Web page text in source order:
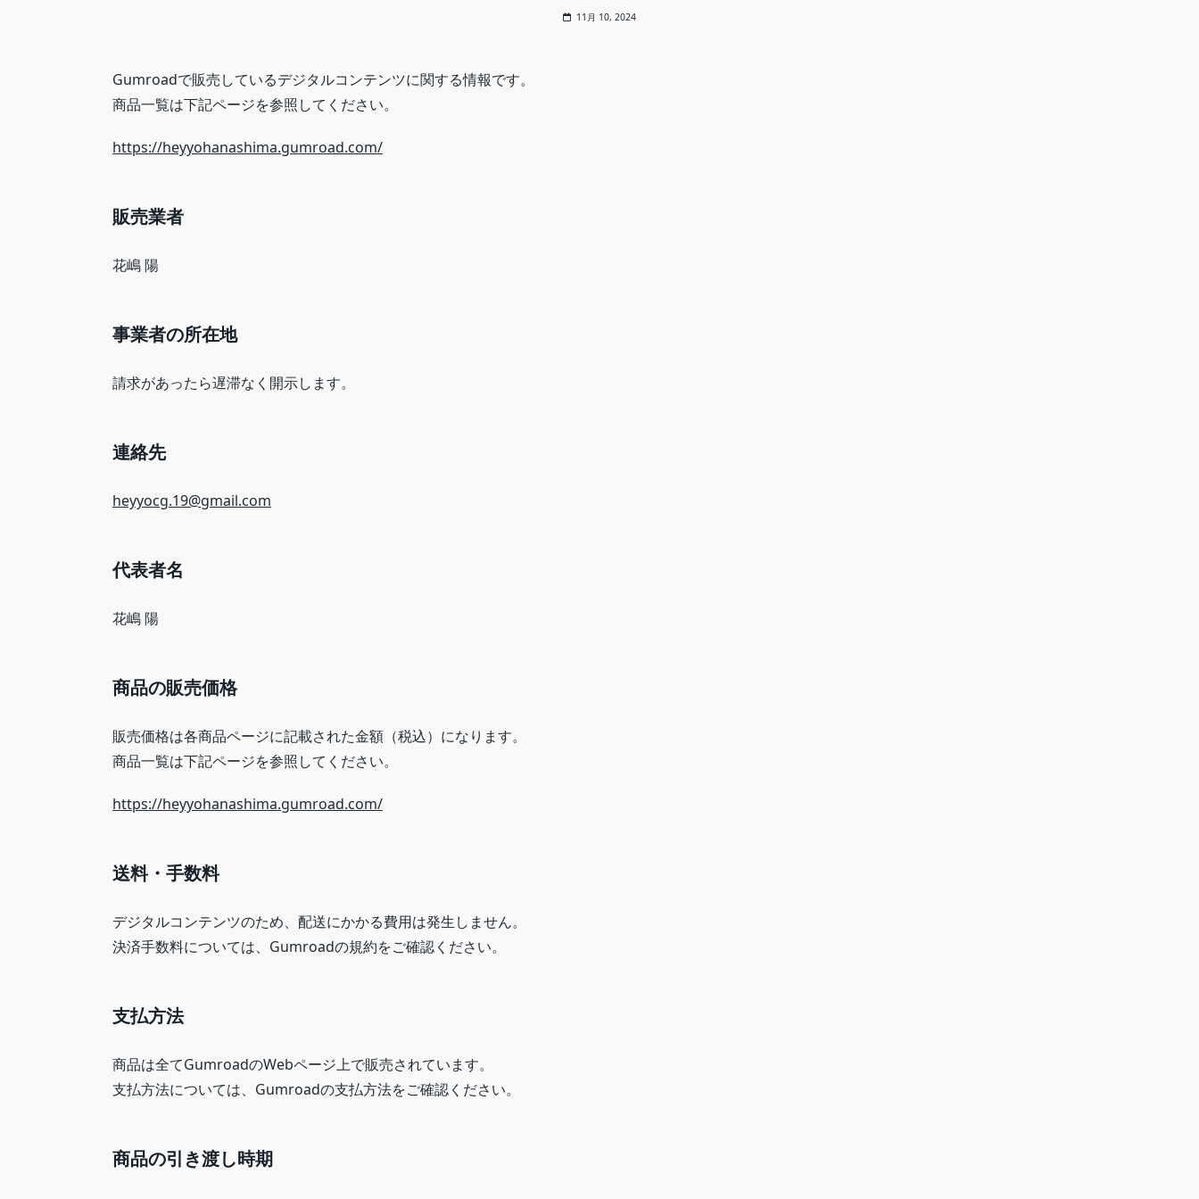
11月 10, 2024
Gumroadで販売しているデジタルコンテンツに関する情報です。
商品一覧は下記ページを参照してください。
https://heyyohanashima.gumroad.com/
販売業者
花嶋 陽
事業者の所在地
請求があったら遅滞なく開示します。
連絡先
heyyocg.19@gmail.com
代表者名
花嶋 陽
商品の販売価格
販売価格は各商品ページに記載された金額（税込）になります。
商品一覧は下記ページを参照してください。
https://heyyohanashima.gumroad.com/
送料・手数料
デジタルコンテンツのため、配送にかかる費用は発生しません。
決済手数料については、Gumroadの規約をご確認ください。
支払方法
商品は全てGumroadのWebページ上で販売されています。
支払方法については、Gumroadの支払方法をご確認ください。
商品の引き渡し時期